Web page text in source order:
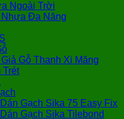
Ngoài Trời
Nhựa Đa Năng
Gỗ Thanh Xi Măng
Trét
Gạch Sika 75 Easy Fix
Gạch Sika Tilebond